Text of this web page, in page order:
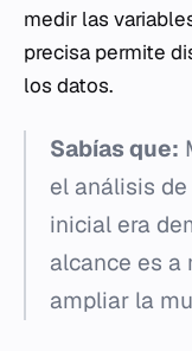
medir las
precisa permite
los datos.
Sabías que:
el análisis
inicial era
alcance es a
ampliar la